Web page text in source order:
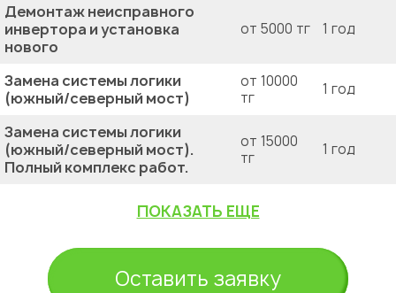
Демонтаж неисправного
инвертора и установка
нового
от 5000 тг 1 год
Замена системы логики
(южный/северный мост)
от 10000
тг
1 год
Замена системы логики
(южный/северный мост).
Полный комплекс работ.
от 15000
тг
1 год
ПОКАЗАТЬ ЕЩЕ
Оставить заявку